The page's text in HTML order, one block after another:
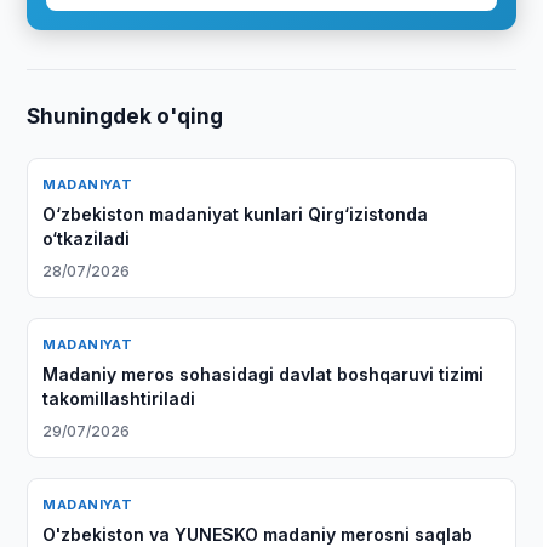
Shuningdek o'qing
MADANIYAT
O‘zbekiston madaniyat kunlari Qirg‘izistonda
o‘tkaziladi
28/07/2026
MADANIYAT
Madaniy meros sohasidagi davlat boshqaruvi tizimi
takomillashtiriladi
29/07/2026
MADANIYAT
O'zbekiston va YUNESKO madaniy merosni saqlab